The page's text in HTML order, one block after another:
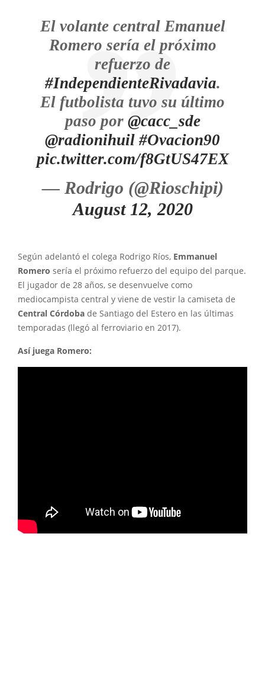
El volante central Emanuel
Romero sería el próximo
refuerzo de
#IndependienteRivadavia.
El futbolista tuvo su último
paso por @cacc_sde
@radionihuil #Ovacion90
pic.twitter.com/f8GtUS47EX
— Rodrigo (@Rioschipi)
August 12, 2020
Según adelantó el colega Rodrigo Ríos, Emmanuel
Romero sería el próximo refuerzo del equipo del parque.
El jugador de 28 años, se desenvuelve como
mediocampista central y viene de vestir la camiseta de
Central Córdoba de Santiago del Estero en las últimas
temporadas (llegó al ferroviario en 2017).
Así juega Romero: